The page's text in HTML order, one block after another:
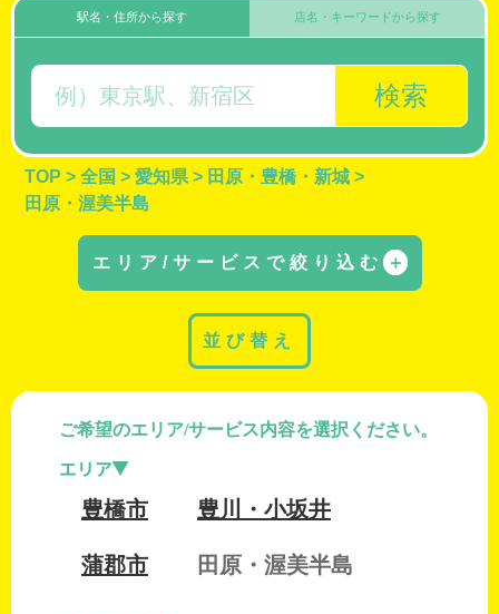
駅名・住所から探す
検索
店名・キーワードから探す
TOP > 全国 > 愛知県 > 田原・豊橋・新城 >
田原・渥美半島
エリア/サービスで絞り込む ＋
ご希望のエリア/サービス内容を選択ください。
エリア
豊橋市 豊川・小坂井
蒲郡市 田原・渥美半島
並び替え